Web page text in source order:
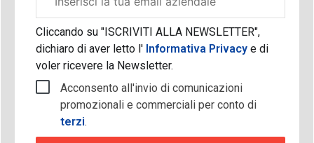
aziendale
Cliccando su "ISCRIVITI ALLA NEWSLETTER",
dichiaro di aver letto l'Informativa Privacy e di
voler ricevere la Newsletter.
Acconsento all'invio di comunicazioni
promozionali e commerciali per conto di
terzi.